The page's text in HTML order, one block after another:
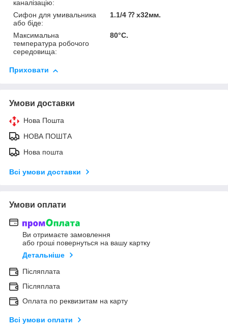
каналізацію:
Сифон для умивальника
або біде:
1.1/4 ⁇ х32мм.
Максимальна
температура робочого
середовища:
80°C.
Приховати
Умови доставки
Нова Пошта
НОВА ПОШТА
Нова пошта
Всі умови доставки
Умови оплати
Ви отримаєте замовлення
або гроші повернуться на вашу картку
Детальніше
Післяплата
Післяплата
Оплата по реквизитам на карту
Всі умови оплати